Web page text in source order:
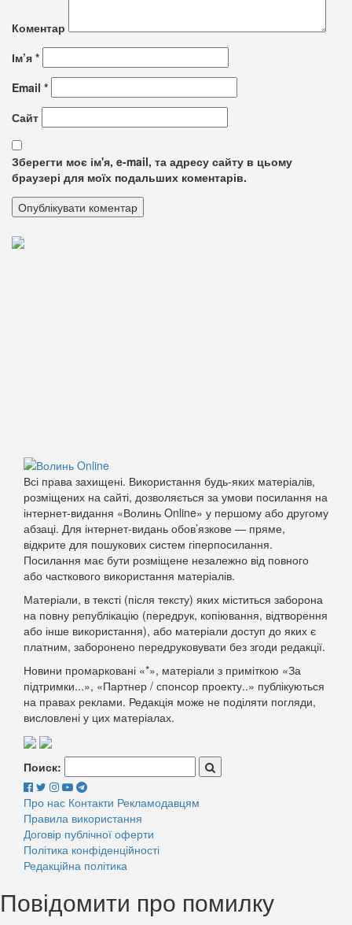
Коментар
Ім’я *
Email *
Сайт
Зберегти моє ім'я, e-mail, та адресу сайту в цьому
браузері для моїх подальших коментарів.
Всі права захищені. Використання будь-яких матеріалів,
розміщених на сайті, дозволяється за умови посилання на
інтернет-видання «Волинь Online» у першому або другому
абзаці. Для інтернет-видань обов’язкове — пряме,
відкрите для пошукових систем гіперпосилання.
Посилання має бути розміщене незалежно від повного
або часткового використання матеріалів.
Матеріали, в тексті (після тексту) яких міститься заборона
на повну републікацію (передрук, копіювання, відтворення
або інше використання), або матеріали доступ до яких є
платним, заборонено передруковувати без згоди редакції.
Новини промарковані «*», матеріали з приміткою «За
підтримки...», «Партнер / спонсор проекту..» публікуються
на правах реклами. Редакція може не поділяти погляди,
висловлені у цих матеріалах.
Поиск:
Про нас Контакти Рекламодавцям
Правила використання
Договір публічної оферти
Політика конфіденційності
Редакційна політика
Повідомити про помилку